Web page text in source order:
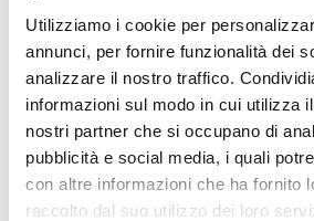
Utilizziamo i cookie per
annunci, per fornire funzionalità dei
analizzare il nostro traffico.
informazioni sul modo in cui utilizza
nostri partner che si occupano di
pubblicità e social media, i quali
con altre informazioni che ha fornito
raccolto dal suo utilizzo dei loro